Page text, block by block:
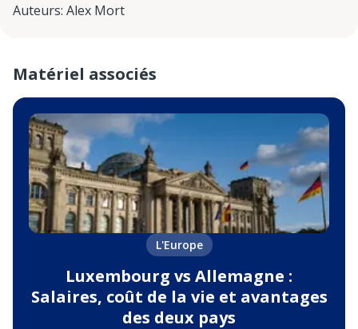
Auteurs: Alex Mort
Matériel associés
L'Europe
Luxembourg vs Allemagne :
Salaires, coût de la vie et avantages
des deux pays